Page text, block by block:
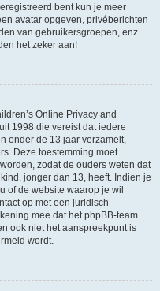
bent kun je meer
avatar opgeven, privéberichten
van gebruikersgroepen, enz.
het zeker aan!
Online Privacy and
1998 die vereist dat iedere
onder de 13 jaar verzamelt,
Deze toestemming moet
zodat de ouders weten dat
jonger dan 13, heeft. Indien je
of de website waarop je wil
op met een juridisch
mee dat het phpBB-team
ook niet het aanspreekpunt is
wordt.